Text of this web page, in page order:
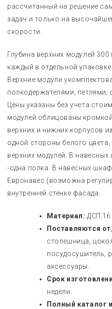
рассчитанный на решение
задач и только на
скорости.
Глубина верхних модулей
каждый в отдельной
Верхние модули
полкодержателями, петлями,
Цены указаны без учета
модулей облицованы
верхних и нижних корпусов
одной стороны белого цвета,
верхних модулей. В
-одна полка. В навесных
Евронавес (возможна
внутренней стенке фасада.
Материал: ДСП
Поставляются
столешница,
посудосушитель,
аксессуары.
Срок
недели.
Полный каталог